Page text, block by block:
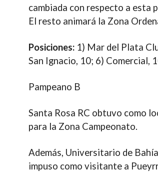
cambiada con respecto a esta
El resto animará la Zona
Posiciones: 1) Mar del Plata
San Ignacio, 10; 6) Comercial,
Pampeano B
Santa Rosa RC obtuvo como
para la Zona Campeonato.
Además, Universitario de
impuso como visitante a